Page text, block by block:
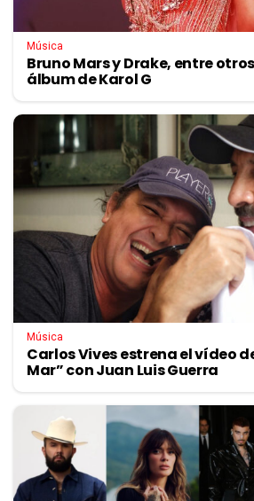
Música
Bruno Mars y Drake, entre
álbum de Karol G
Música
Carlos Vives estrena el vídeo
Mar” con Juan Luis Guerra